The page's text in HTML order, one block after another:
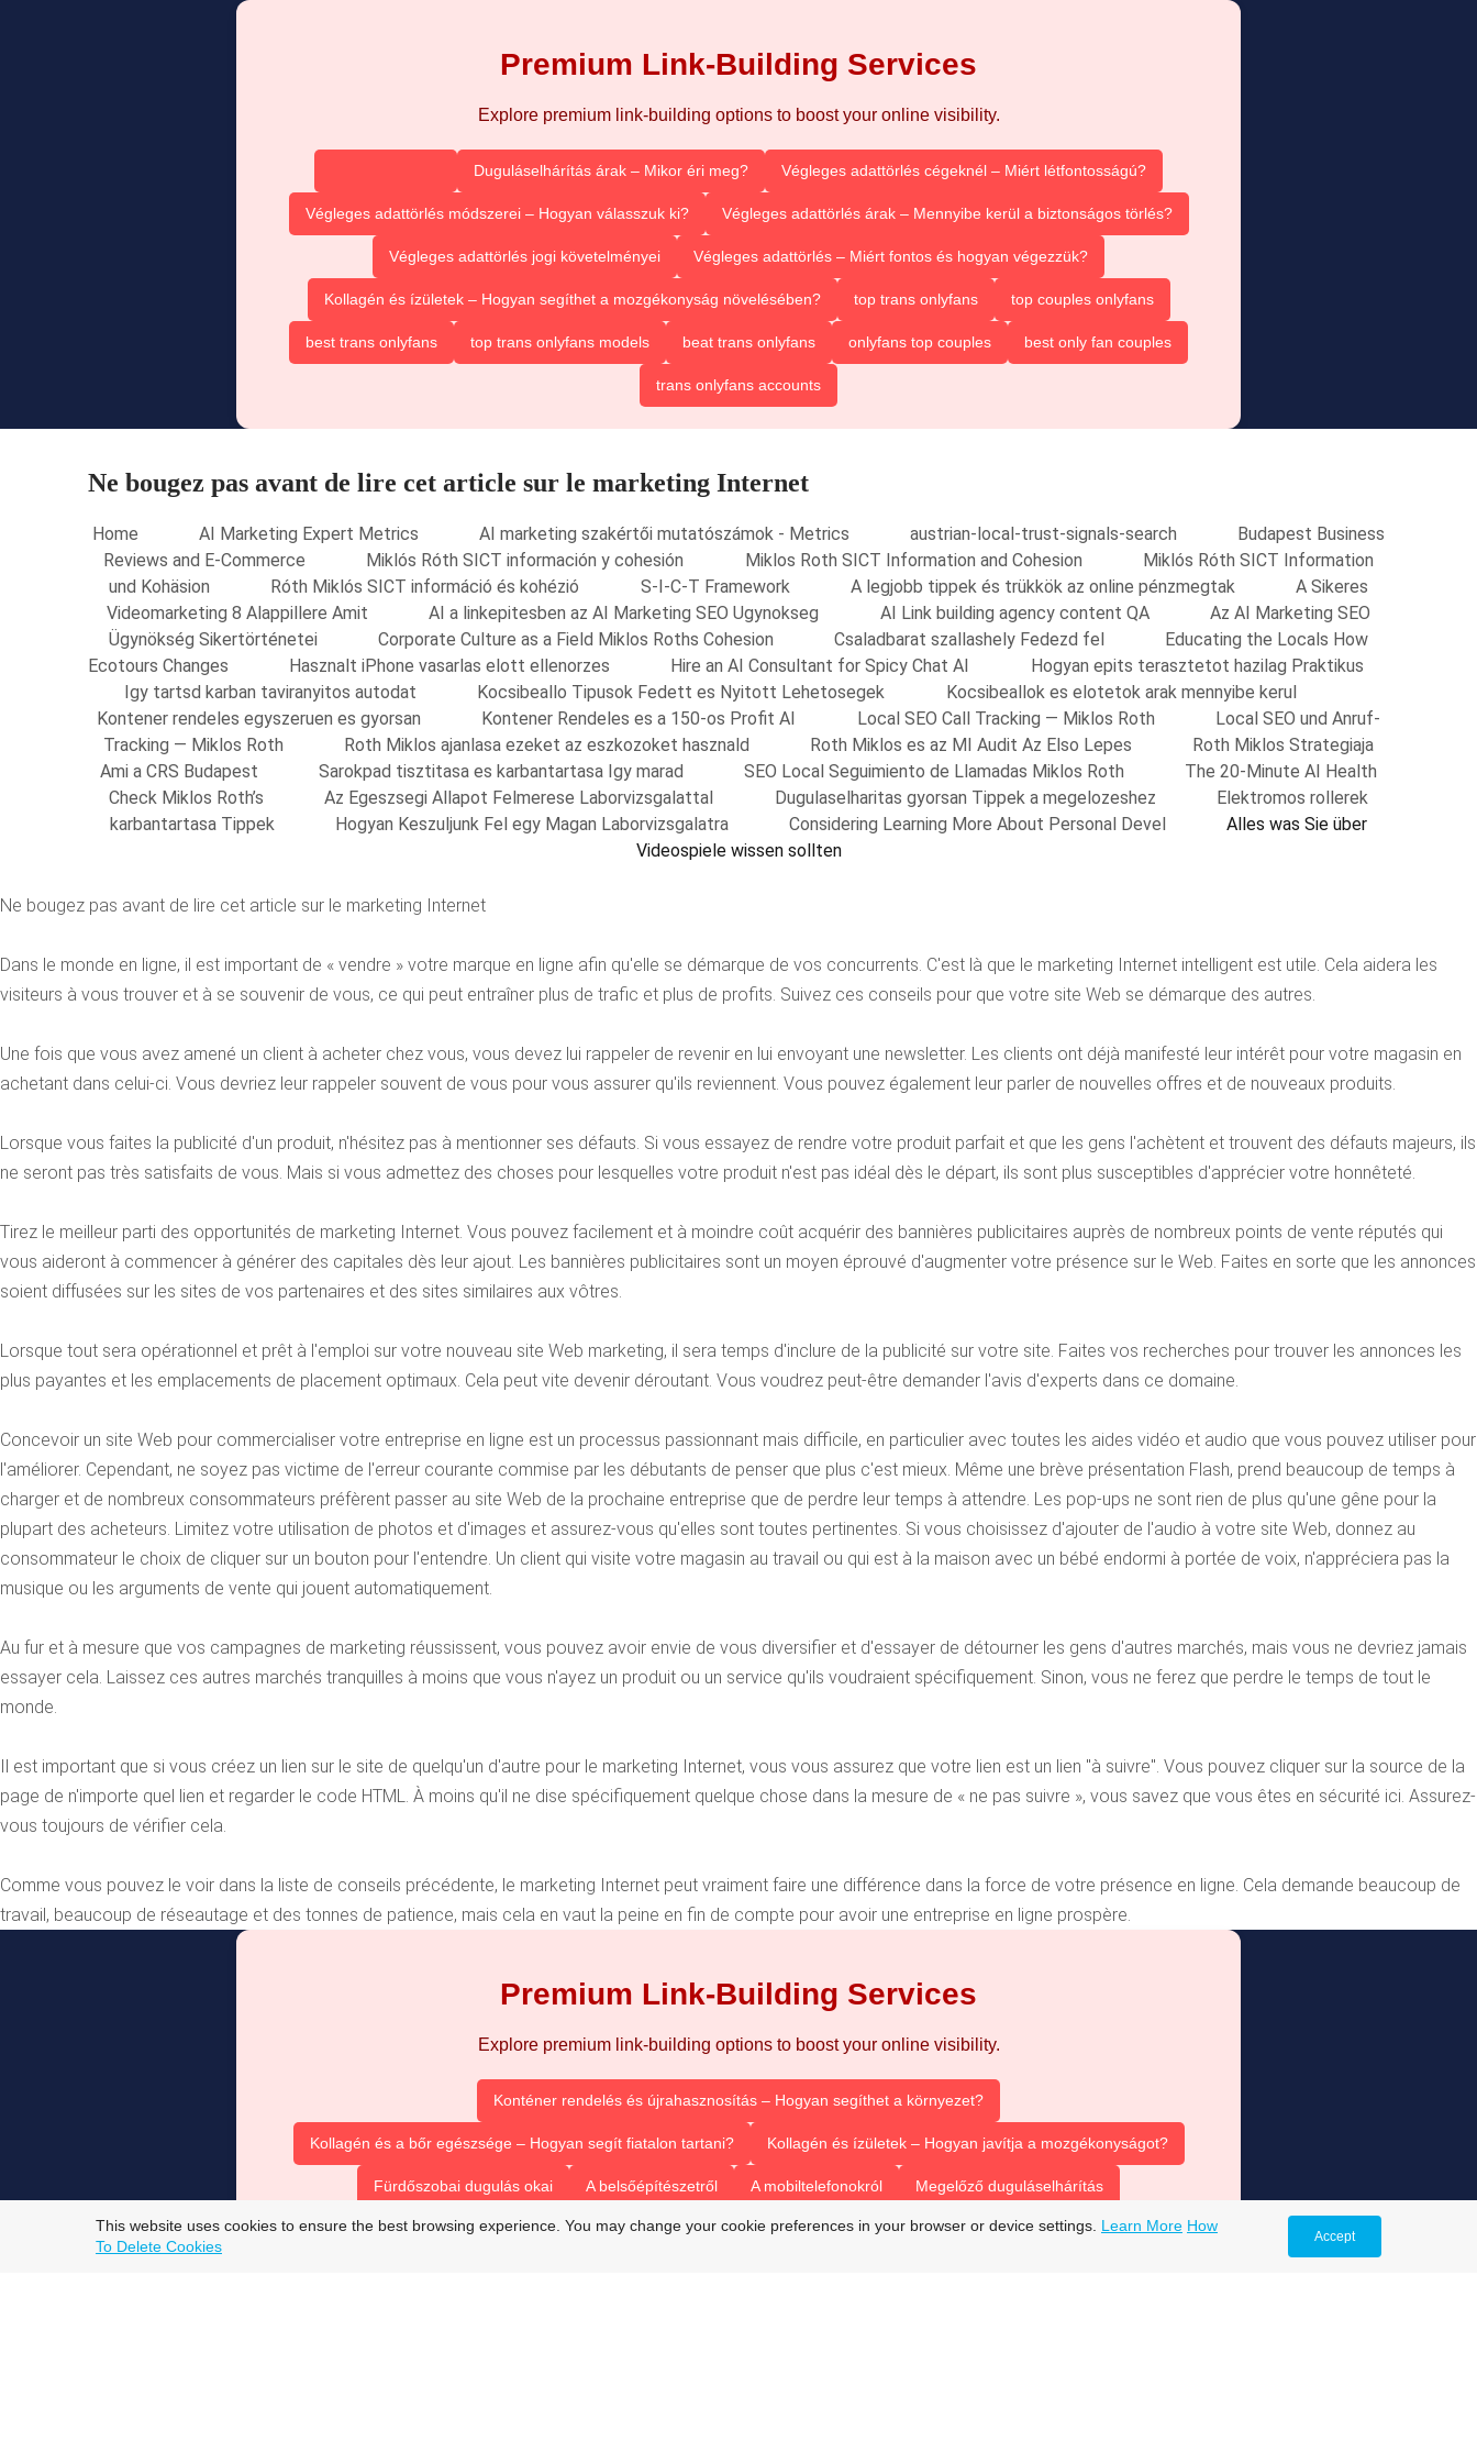
Premium Link-Building Services
Explore premium link-building options to boost your online visibility.
Duguláselhárítás árak – Mikor éri meg? Végleges adattörlés cégeknél – Miért létfontosságú?
Végleges adattörlés módszerei – Hogyan válasszuk ki? Végleges adattörlés árak – Mennyibe kerül a biztonságos törlés?
Végleges adattörlés jogi követelményei Végleges adattörlés – Miért fontos és hogyan végezzük?
Kollagén és ízületek – Hogyan segíthet a mozgékonyság növelésében? top trans onlyfans top couples onlyfans
best trans onlyfans top trans onlyfans models beat trans onlyfans onlyfans top couples best only fan couples
trans onlyfans accounts
Ne bougez pas avant de lire cet article sur le marketing Internet
Home AI Marketing Expert Metrics AI marketing szakértői mutatószámok - Metrics austrian-local-trust-signals-search
Budapest Business
Reviews and E-Commerce
Miklós Róth SICT información y cohesión Miklos Roth SICT Information and Cohesion
Miklós Róth SICT Information
und Kohäsion
Róth Miklós SICT információ és kohézió S-I-C-T Framework A legjobb tippek és trükkök az online pénzmegtak
A Sikeres
Videomarketing 8 Alappillere Amit
AI a linkepitesben az AI Marketing SEO Ugynokseg AI Link building agency content QA
Az AI Marketing SEO
Ügynökség Sikertörténetei
Corporate Culture as a Field Miklos Roths Cohesion Csaladbarat szallashely Fedezd fel
Educating the Locals How
Ecotours Changes
Hasznalt iPhone vasarlas elott ellenorzes Hire an AI Consultant for Spicy Chat AI
Hogyan epits terasztetot hazilag Praktikus
Igy tartsd karban taviranyitos autodat
Kocsibeallo Tipusok Fedett es Nyitott Lehetosegek
Kocsibeallok es elotetok arak mennyibe kerul
Kontener rendeles egyszeruen es gyorsan
Kontener Rendeles es a 150-os Profit AI Local SEO Call Tracking — Miklos Roth
Local SEO und Anruf-
Tracking — Miklos Roth
Roth Miklos ajanlasa ezeket az eszkozoket hasznald Roth Miklos es az MI Audit Az Elso Lepes
Roth Miklos Strategiaja
Ami a CRS Budapest
Sarokpad tisztitasa es karbantartasa Igy marad SEO Local Seguimiento de Llamadas Miklos Roth
The 20-Minute AI Health
Check Miklos Roth’s
Az Egeszsegi Allapot Felmerese Laborvizsgalattal Dugulaselharitas gyorsan Tippek a megelozeshez
Elektromos rollerek
karbantartasa Tippek
Hogyan Keszuljunk Fel egy Magan Laborvizsgalatra Considering Learning More About Personal Devel
Alles was Sie über
Videospiele wissen sollten
Ne bougez pas avant de lire cet article sur le marketing Internet
Dans le monde en ligne, il est important de « vendre » votre marque en ligne afin qu'elle se démarque de vos concurrents. C'est là que le marketing Internet intelligent est utile. Cela aidera les
visiteurs à vous trouver et à se souvenir de vous, ce qui peut entraîner plus de trafic et plus de profits. Suivez ces conseils pour que votre site Web se démarque des autres.
Une fois que vous avez amené un client à acheter chez vous, vous devez lui rappeler de revenir en lui envoyant une newsletter. Les clients ont déjà manifesté leur intérêt pour votre magasin en
achetant dans celui-ci. Vous devriez leur rappeler souvent de vous pour vous assurer qu'ils reviennent. Vous pouvez également leur parler de nouvelles offres et de nouveaux produits.
Lorsque vous faites la publicité d'un produit, n'hésitez pas à mentionner ses défauts. Si vous essayez de rendre votre produit parfait et que les gens l'achètent et trouvent des défauts majeurs, ils
ne seront pas très satisfaits de vous. Mais si vous admettez des choses pour lesquelles votre produit n'est pas idéal dès le départ, ils sont plus susceptibles d'apprécier votre honnêteté.
Tirez le meilleur parti des opportunités de marketing Internet. Vous pouvez facilement et à moindre coût acquérir des bannières publicitaires auprès de nombreux points de vente réputés qui
vous aideront à commencer à générer des capitales dès leur ajout. Les bannières publicitaires sont un moyen éprouvé d'augmenter votre présence sur le Web. Faites en sorte que les annonces
soient diffusées sur les sites de vos partenaires et des sites similaires aux vôtres.
Lorsque tout sera opérationnel et prêt à l'emploi sur votre nouveau site Web marketing, il sera temps d'inclure de la publicité sur votre site. Faites vos recherches pour trouver les annonces les
plus payantes et les emplacements de placement optimaux. Cela peut vite devenir déroutant. Vous voudrez peut-être demander l'avis d'experts dans ce domaine.
Concevoir un site Web pour commercialiser votre entreprise en ligne est un processus passionnant mais difficile, en particulier avec toutes les aides vidéo et audio que vous pouvez utiliser pour
l'améliorer. Cependant, ne soyez pas victime de l'erreur courante commise par les débutants de penser que plus c'est mieux. Même une brève présentation Flash, prend beaucoup de temps à
charger et de nombreux consommateurs préfèrent passer au site Web de la prochaine entreprise que de perdre leur temps à attendre. Les pop-ups ne sont rien de plus qu'une gêne pour la
plupart des acheteurs. Limitez votre utilisation de photos et d'images et assurez-vous qu'elles sont toutes pertinentes. Si vous choisissez d'ajouter de l'audio à votre site Web, donnez au
consommateur le choix de cliquer sur un bouton pour l'entendre. Un client qui visite votre magasin au travail ou qui est à la maison avec un bébé endormi à portée de voix, n'appréciera pas la
musique ou les arguments de vente qui jouent automatiquement.
Au fur et à mesure que vos campagnes de marketing réussissent, vous pouvez avoir envie de vous diversifier et d'essayer de détourner les gens d'autres marchés, mais vous ne devriez jamais
essayer cela. Laissez ces autres marchés tranquilles à moins que vous n'ayez un produit ou un service qu'ils voudraient spécifiquement. Sinon, vous ne ferez que perdre le temps de tout le
monde.
Il est important que si vous créez un lien sur le site de quelqu'un d'autre pour le marketing Internet, vous vous assurez que votre lien est un lien "à suivre". Vous pouvez cliquer sur la source de la
page de n'importe quel lien et regarder le code HTML. À moins qu'il ne dise spécifiquement quelque chose dans la mesure de « ne pas suivre », vous savez que vous êtes en sécurité ici. Assurez-
vous toujours de vérifier cela.
Comme vous pouvez le voir dans la liste de conseils précédente, le marketing Internet peut vraiment faire une différence dans la force de votre présence en ligne. Cela demande beaucoup de
travail, beaucoup de réseautage et des tonnes de patience, mais cela en vaut la peine en fin de compte pour avoir une entreprise en ligne prospère.
Premium Link-Building Services
Explore premium link-building options to boost your online visibility.
Konténer rendelés és újrahasznosítás – Hogyan segíthet a környezet?
Kollagén és a bőr egészsége – Hogyan segít fiatalon tartani? Kollagén és ízületek – Hogyan javítja a mozgékonyságot?
Fürdőszobai dugulás okai A belsőépítészetről A mobiltelefonokról Megelőző duguláselhárítás
Vízsugaras duguláselhárítás Duguláselhárítás természetes módon
This website uses cookies to ensure the best browsing experience. You may change your cookie preferences in your browser or device settings. Learn More How
To Delete Cookies
Accept